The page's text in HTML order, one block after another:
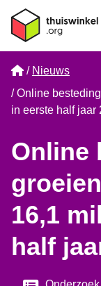
Home
Nieuws
Online
in eerste half jaar
Online
16,1
half
Categorie